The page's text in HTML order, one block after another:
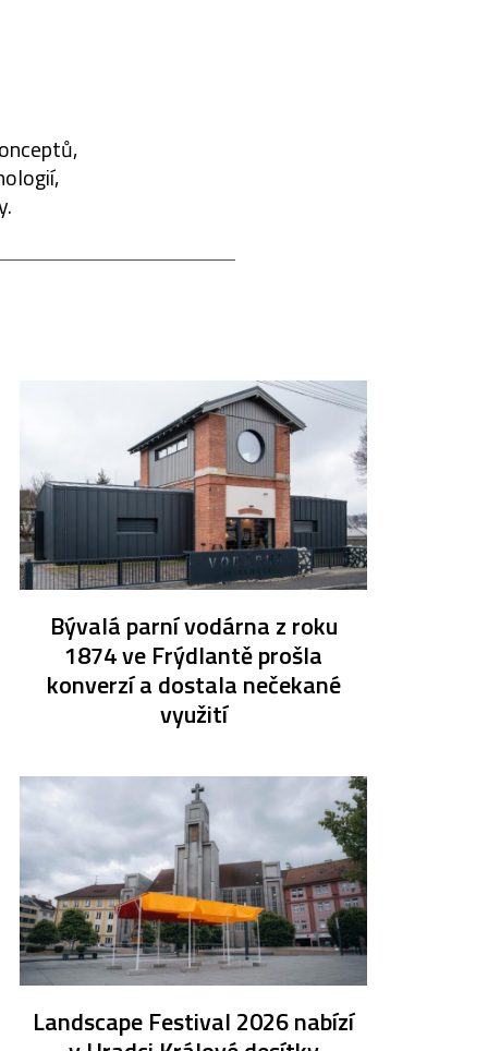
Bývalá parní vodárna z roku
1874 ve Frýdlantě prošla
konverzí a dostala nečekané
využití
Landscape Festival 2026 nabízí